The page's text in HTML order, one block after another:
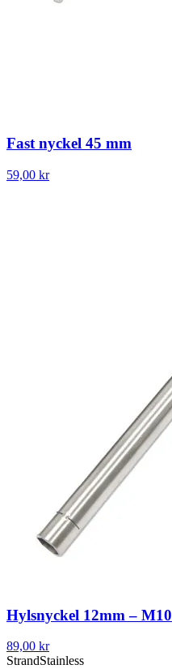
Fast nyckel 45 mm
59,00 kr
Hylsnyckel 12mm – M10
89,00 kr
StrandStainless